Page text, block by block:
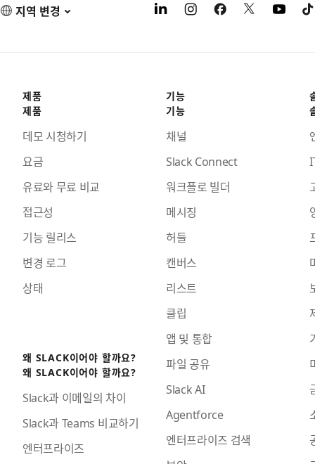
지역 변경
제품
제품
데모 시청하기
요금
유료와 무료 비교
접근성
기능 릴리스
변경 로그
상태
왜 SLACK이어야 할까요?
왜 SLACK이어야 할까요?
Slack과 이메일의 차이
Slack과 Teams 비교하기
엔터프라이즈
기능
기능
채널
Slack Connect
워크플로 빌더
메시징
허들
캔버스
리스트
클립
앱 및 통합
파일 공유
Slack AI
Agentforce
엔터프라이즈 검색